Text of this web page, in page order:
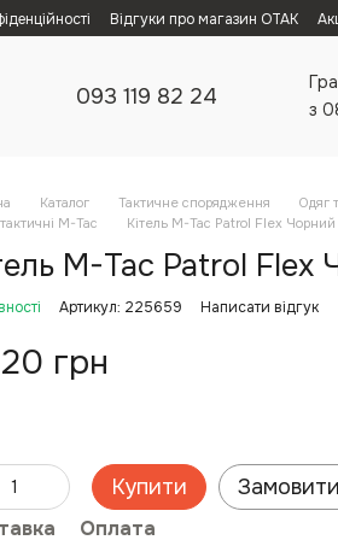
Відгуки про магазин ОТАК
093 119 82 24
з
Каталог Тактичне спорядження Одяг
тактичні M-Tac
Кітель M-Tac Patrol Flex
M-Tac Patrol Flex
Артикул: 225659 Написати відгук
грн
Купити
Оплата